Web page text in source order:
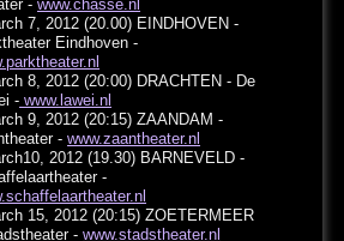
-www.chasse.nl
7, 2012 (20.00) EINDHOVEN -
Eindhoven -
8, 2012 (20:00) DRACHTEN - De
- www.lawei.nl
9, 2012 (20:15) ZAANDAM -
-www.zaantheater.nl
2012 (19.30) BARNEVELD -
-
15, 2012 (20:15) ZOETERMEER
-www.stadstheater.nl